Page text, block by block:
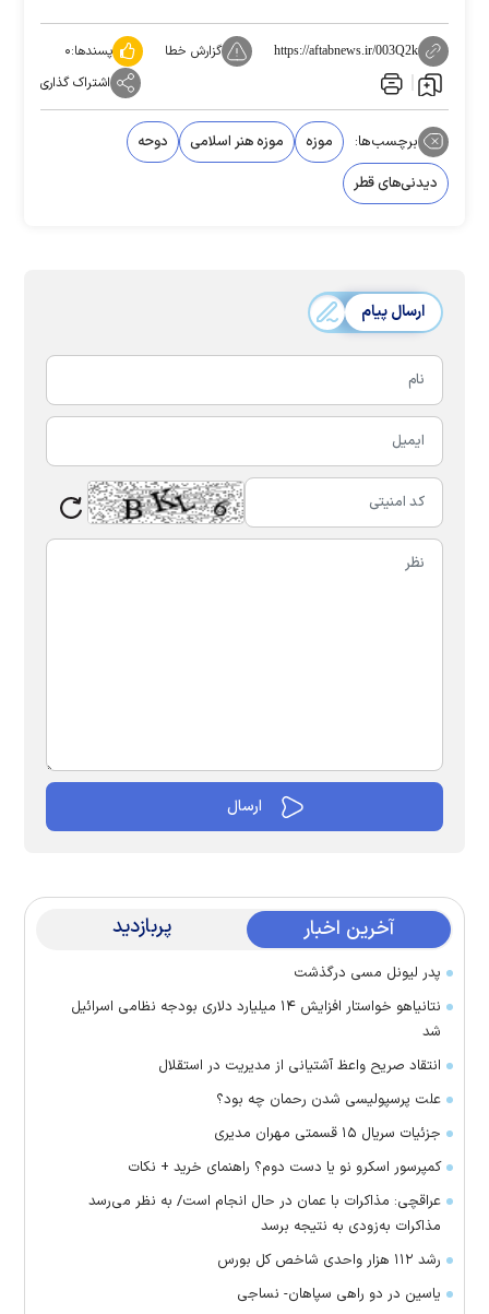
https://aftabnews.ir/003Q2k گزارش خطا پسندها:۰
اشتراک گذاری
برچسب‌ها: موزه موزه هنر اسلامی
دوحه
دیدنی‌های قطر
ارسال پیام
آخرین اخبار پربازدید
پدر لیونل مسی درگذشت
نتانیاهو خواستار افزایش ۱۴ میلیارد دلاری بودجه نظامی اسرائیل
شد
انتقاد صریح واعظ آشتیانی از مدیریت در استقلال
علت پرسپولیسی شدن رحمان چه بود؟
جزئیات سریال ۱۵ قسمتی مهران مدیری
کمپرسور اسکرو نو یا دست دوم؟ راهنمای خرید + نکات
عراقچی: مذاکرات با عمان در حال انجام است/ به نظر می‌رسد
مذاکرات به‌زودی به نتیجه برسد
رشد ۱۱۲ هزار واحدی شاخص کل بورس
یاسین در دو راهی سپاهان- نساجی